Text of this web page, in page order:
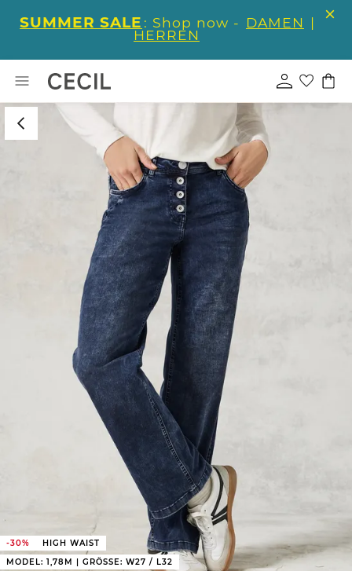
SUMMER SALE : Shop now - DAMEN |
HERREN
-30%
HIGH WAIST
MODEL: 1,78M | GRÖSSE: W27 / L32